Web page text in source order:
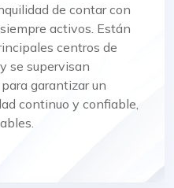
de contar con
activos. Están
centros de
se supervisan
garantizar un
continuo y confiable,